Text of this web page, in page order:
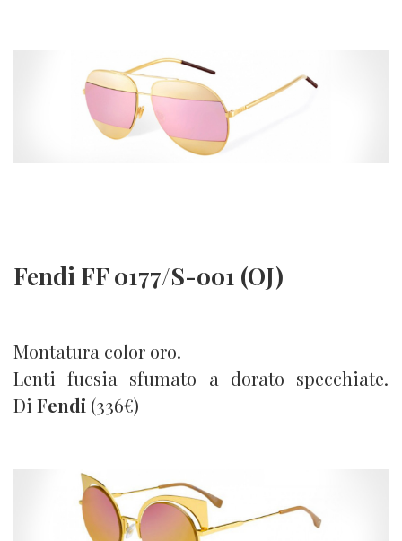
Fendi FF 0177/S-001 (OJ)
Montatura color oro.
Lenti fucsia sfumato a dorato specchiate.
Di Fendi (336€)